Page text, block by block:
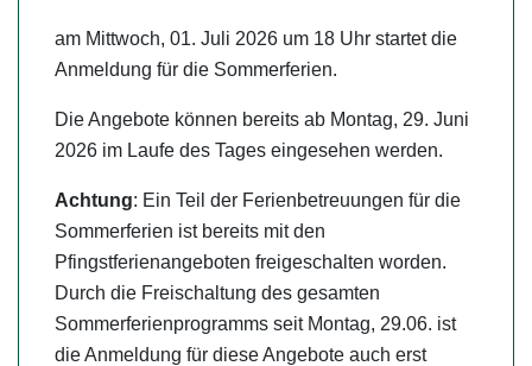
am Mittwoch, 01. Juli 2026 um 18 Uhr startet die
Anmeldung für die Sommerferien.
Die Angebote können bereits ab Montag, 29. Juni
2026 im Laufe des Tages eingesehen werden.
Achtung: Ein Teil der Ferienbetreuungen für die
Sommerferien ist bereits mit den
Pfingstferienangeboten freigeschalten worden.
Durch die Freischaltung des gesamten
Sommerferienprogramms seit Montag, 29.06. ist
die Anmeldung für diese Angebote auch erst